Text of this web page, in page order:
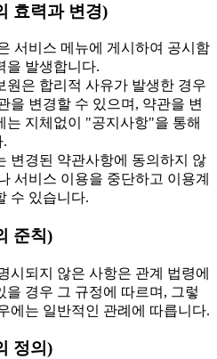
효력과 변경)
서비스 메뉴에 게시하여 공시함
을 발생합니다.
은 합리적 사유가 발생한 경우
을 변경할 수 있으며, 약관을 변
는 지체없이 "공지사항"을 통해
.
변경된 약관사항에 동의하지 않
서비스 이용을 중단하고 이용계
수 있습니다.
준칙)
시되지 않은 사항은 관계 법령에
을 경우 그 규정에 따르며, 그렇
에는 일반적인 관례에 따릅니다.
정의)